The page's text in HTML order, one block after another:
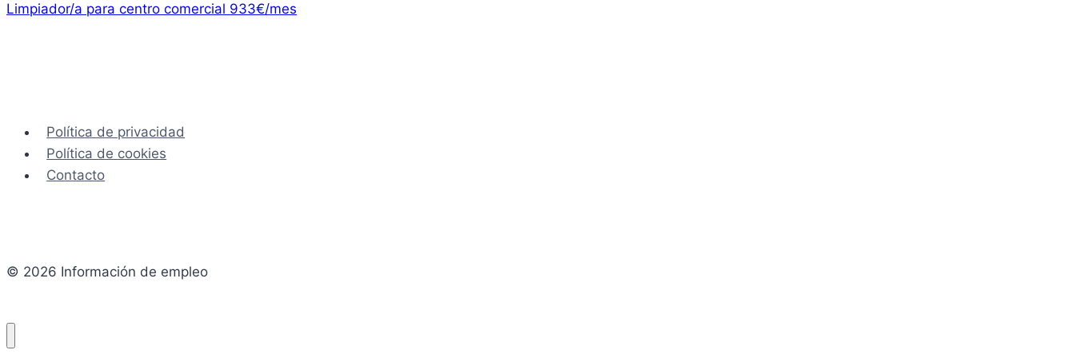
Limpiador/a para centro comercial 933€/mes
Política de privacidad
Política de cookies
Contacto
© 2026 Información de empleo